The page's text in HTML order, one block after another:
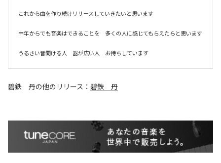
これから曲を作り続けリリースしていきたいと思います
中年からでも音楽はできることを　多くの人に感じてもらえたらと思います
うるさい音聞ける人　器が広い人　お待ちしています
碧鉄 丹の他のリリース： 碧鉄 丹